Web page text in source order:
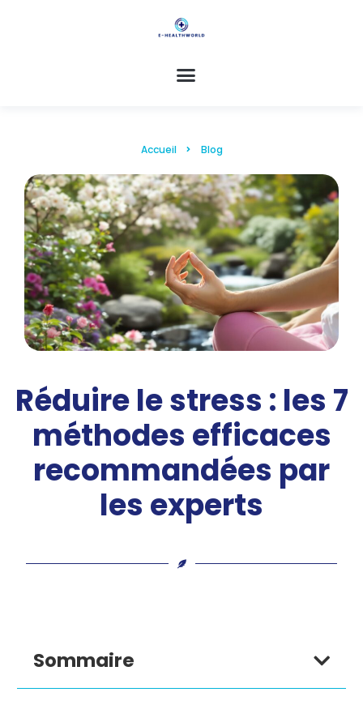
Accueil Blog
Réduire le stress : les 7
méthodes efficaces
recommandées par
les experts
Sommaire